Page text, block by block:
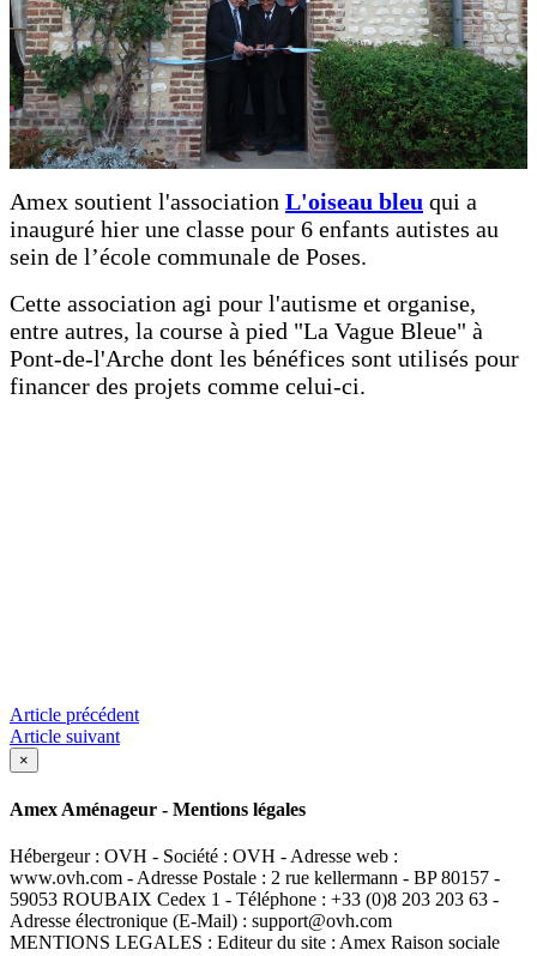
Amex soutient l'association L'oiseau bleu qui a
inauguré hier une classe pour 6 enfants autistes au
sein de l’école communale de Poses.
Cette association agi pour l'autisme et organise,
entre autres, la course à pied "La Vague Bleue" à
Pont-de-l'Arche dont les bénéfices sont utilisés pour
financer des projets comme celui-ci.
Article précédent
Article suivant
×
Amex Aménageur - Mentions légales
Hébergeur : OVH - Société : OVH - Adresse web :
www.ovh.com - Adresse Postale : 2 rue kellermann - BP 80157 -
59053 ROUBAIX Cedex 1 - Téléphone : +33 (0)8 203 203 63 -
Adresse électronique (E-Mail) : support@ovh.com
MENTIONS LEGALES : Editeur du site : Amex Raison sociale